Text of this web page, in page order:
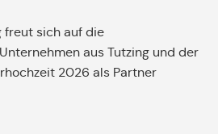
freut sich auf die
aus Tutzing und der
2026 als Partner